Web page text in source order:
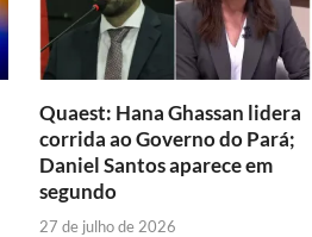
Quaest: Hana Ghassan lidera
corrida ao Governo do Pará;
Daniel Santos aparece em
segundo
27 de julho de 2026